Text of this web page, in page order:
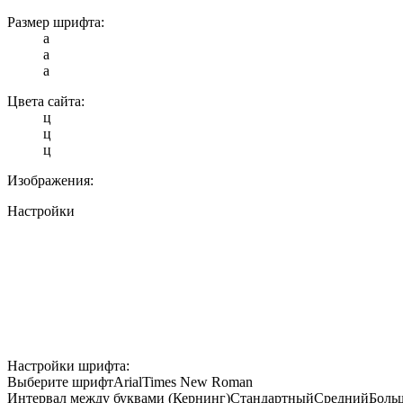
Размер шрифта:
a
a
a
Цвета сайта:
ц
ц
ц
Изображения:
Настройки
Настройки шрифта:
Выберите шрифтArialTimes New Roman
Интервал между буквами (Кернинг)СтандартныйСредний